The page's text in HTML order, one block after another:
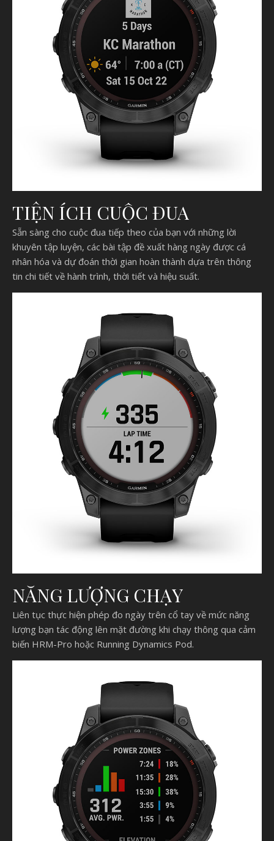
TIỆN ÍCH CUỘC ĐUA
Sẵn sàng cho cuộc đua tiếp theo của bạn với những lời
khuyên tập luyện, các bài tập đề xuất hàng ngày được cá
nhân hóa và dự đoán thời gian hoàn thành dựa trên thông
tin chi tiết về hành trình, thời tiết và hiệu suất.
NĂNG LƯỢNG CHẠY
Liên tục thực hiện phép đo ngày trên cổ tay về mức năng
lượng bạn tác động lên mặt đường khi chạy thông qua cảm
biến HRM-Pro hoặc Running Dynamics Pod.